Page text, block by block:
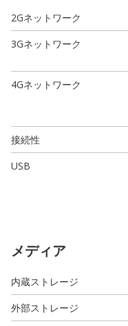
2Gネットワーク
3Gネットワーク
4Gネットワーク
接続性
USB
メディア
内蔵ストレージ
外部ストレージ